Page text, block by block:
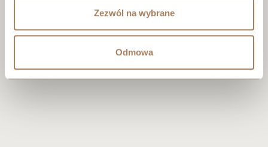
Zezwól na wybrane
Odmowa